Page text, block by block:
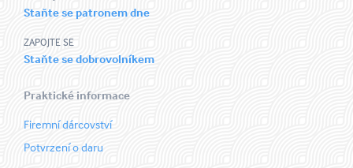
Staňte se patronem dne
ZAPOJTE SE
Staňte se dobrovolníkem
Praktické informace
Firemní dárcovství
Potvrzení o daru